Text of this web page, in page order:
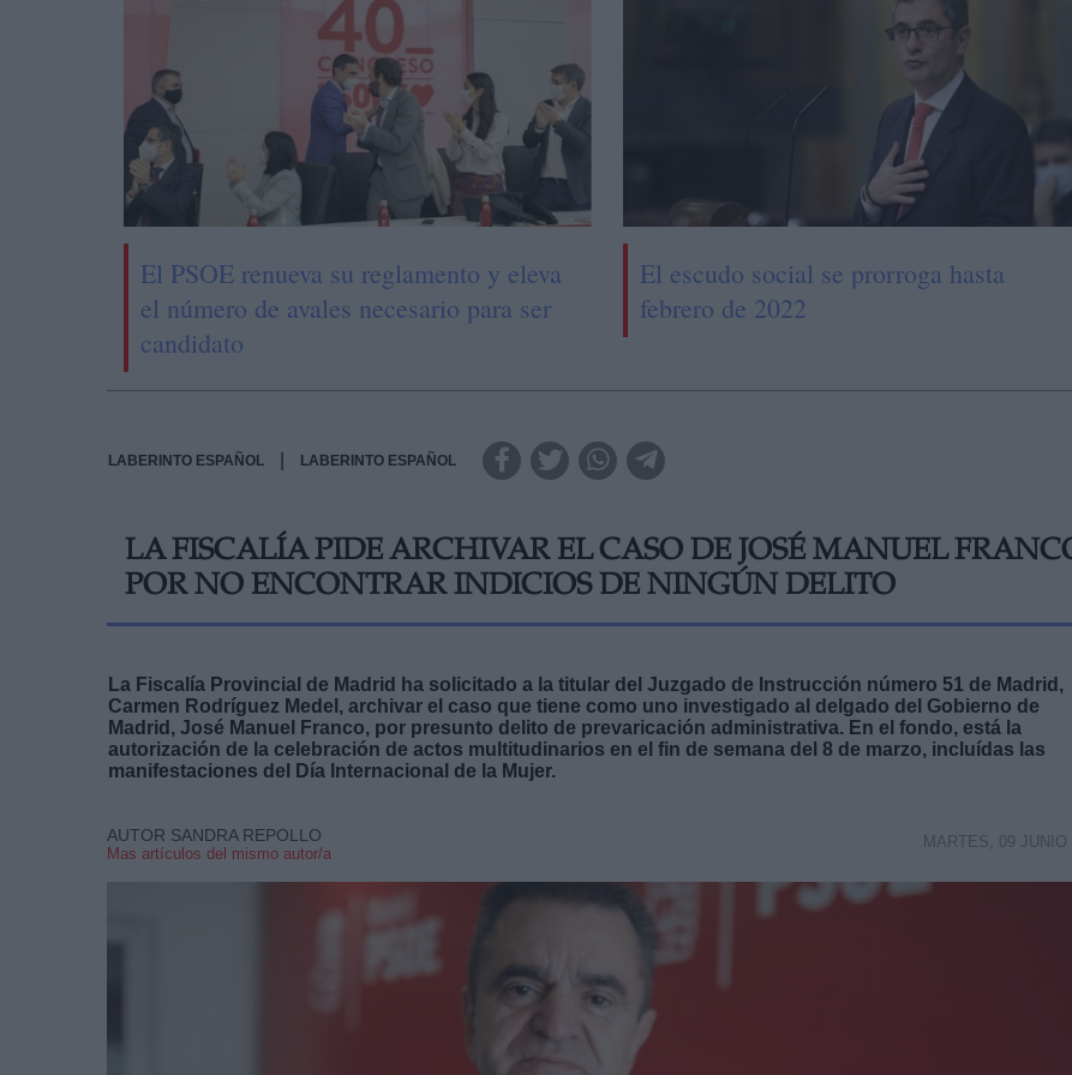
El PSOE renueva su reglamento y eleva
el número de avales necesario para ser
candidato
El escudo social se prorroga hasta
febrero de 2022
LABERINTO ESPAÑOL LABERINTO ESPAÑOL
LA FISCALÍA PIDE ARCHIVAR EL CASO DE JOSÉ MANUEL
POR NO ENCONTRAR INDICIOS DE NINGÚN DELITO
La Fiscalía Provincial de Madrid ha solicitado a la titular del Juzgado de Instrucción número 51 de Madrid,
Carmen Rodríguez Medel, archivar el caso que tiene como uno investigado al delgado del Gobierno de
Madrid, José Manuel Franco, por presunto delito de prevaricación administrativa. En el fondo, está la
autorización de la celebración de actos multitudinarios en el fin de semana del 8 de marzo, incluídas las
manifestaciones del Día Internacional de la Mujer.
AUTOR SANDRA REPOLLO
Mas artículos del mismo autor/a
MARTES, 09 JUNIO